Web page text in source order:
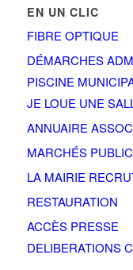
EN UN CLIC
FIBRE OPTIQUE
DÉMARCHES
PISCINE
JE LOUE UNE
ANNUAIRE
MARCHÉS
LA MAIRIE
RESTAURATION
ACCÈS PRESSE
DELIBERATIONS